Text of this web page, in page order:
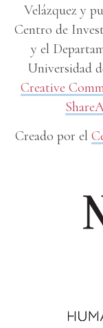
Velázquez y
Centro de
y el
Universidad
Creative
Creado por el